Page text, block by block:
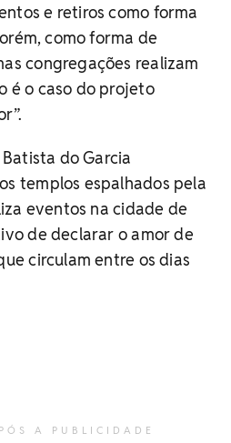
e retiros como forma
como forma de
congregações realizam
é o caso do projeto
do Garcia
templos espalhados pela
eventos na cidade de
de declarar o amor de
circulam entre os dias
A PUBLICIDADE